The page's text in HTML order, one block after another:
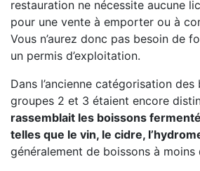
restauration ne nécessite aucune
pour une vente à emporter ou à
Vous n’aurez donc pas besoin de
un permis d’exploitation.
Dans l’ancienne catégorisation des
groupes 2 et 3 étaient encore
rassemblait les boissons
telles que le vin, le cidre,
généralement de boissons à moins